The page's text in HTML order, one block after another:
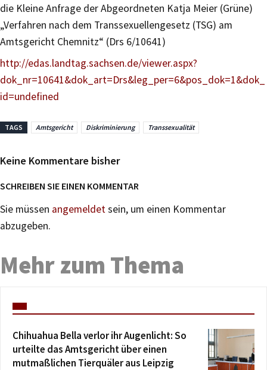
die Kleine Anfrage der Abgeordneten Katja Meier (Grüne)
„Verfahren nach dem Transsexuellengesetz (TSG) am
Amtsgericht Chemnitz“ (Drs 6/10641)
http://edas.landtag.sachsen.de/viewer.aspx?
dok_nr=10641&dok_art=Drs&leg_per=6&pos_dok=1&dok_
id=undefined
TAGS Amtsgericht Diskriminierung Transsexualität
Keine Kommentare bisher
SCHREIBEN SIE EINEN KOMMENTAR
Sie müssen angemeldetsein, um einen Kommentar
abzugeben.
Mehr zum Thema
Chihuahua Bella verlor ihr Augenlicht: So
urteilte das Amtsgericht über einen
mutmaßlichen Tierquäler aus Leipzig